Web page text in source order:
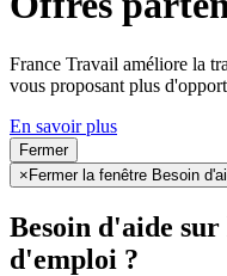
France Travail améliore la
vous proposant plus
En savoir plus
Fermer
×Fermer la fenêtre Besoin
Besoin d'aide
d'emploi ?